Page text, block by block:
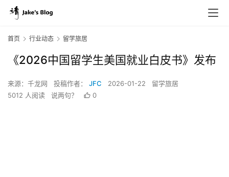
首页 行业动态 留学旅居
《2026中国留学生美国就业白皮书》发布
来源：千龙网 投稿作者： JFC 2026-01-22
留学旅居
5012 人阅读
说两句？ 0